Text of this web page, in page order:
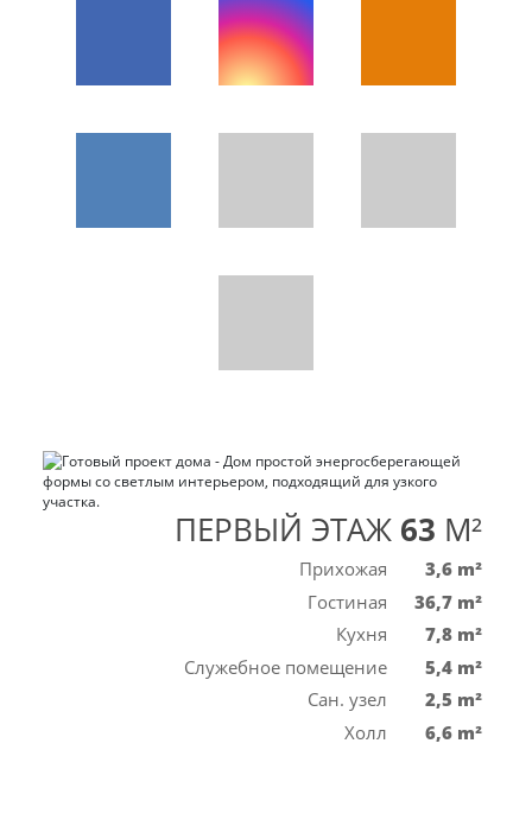
ПЕРВЫЙ ЭТАЖ 63 M²
Прихожая
3,6 m²
Гостиная
36,7 m²
Кухня
7,8 m²
Служебное помещение
5,4 m²
Сан. узел
2,5 m²
Холл
6,6 m²